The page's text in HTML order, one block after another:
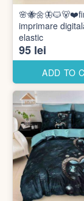
🌸🐝🌼🦋🐱🐻❤️finet
imprimare digitală
elastic
95 lei
ADD TO